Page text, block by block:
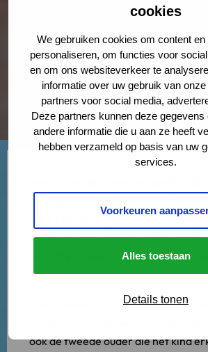
cookies
We gebruiken cookies om content
personaliseren, om functies voor
en om ons websiteverkeer te
informatie over uw gebruik van
partners voor social media,
Deze partners kunnen deze
andere informatie die u aan ze heeft
hebben verzameld op basis van uw
services.
Voorkeuren
Alles toestaan
Details tonen
kind, tijdens de geboorte? Dan krijgt
automatisch beiden het ouderlijk
kind. De moeder is dan belast met
gezag.
In de Tweede Kamer is recentelijk
ook de tweede ouder die het kind